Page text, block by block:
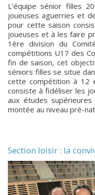
L’équipe sénior filles 2024/2025 est donc composée de
joueuses aguerries et
pour cette saison
joueuses et à les faire
1ère division du
compétitions U17 des
fin de saison, cet
séniors filles se situe
cette compétition à 12
consiste à fidéliser les
aux études
montée au niveau pré-
Section loisir : la